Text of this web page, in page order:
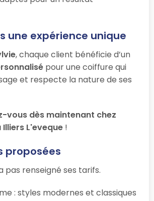
une expérience unique
, chaque client bénéficie d’un
pour une coiffure qui
et respecte la nature de ses
vous dès maintenant chez
Illiers L'eveque !
proposées
pas renseigné ses tarifs.
: styles modernes et classiques